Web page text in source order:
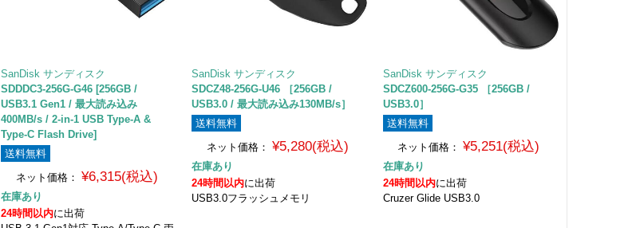
SanDisk サンディスク
SDDDC3-256G-G46 [256GB /
USB3.1 Gen1 / 最大読み込み
400MB/s / 2-in-1 USB Type-A &
Type-C Flash Drive]
送料無料
ネット価格： ¥6,315(税込)
在庫あり
24時間以内に出荷
SanDisk サンディスク
SDCZ48-256G-U46 ［256GB /
USB3.0 / 最大読み込み130MB/s］
送料無料
ネット価格：
¥5,280(税込)
在庫あり
24時間以内に出荷
USB3.0フラッシュメモリ
SanDisk サンディスク
SDCZ600-256G-G35 ［256GB /
USB3.0］
送料無料
ネット価格：
¥5,251(税込)
在庫あり
24時間以内に出荷
Cruzer Glide USB3.0